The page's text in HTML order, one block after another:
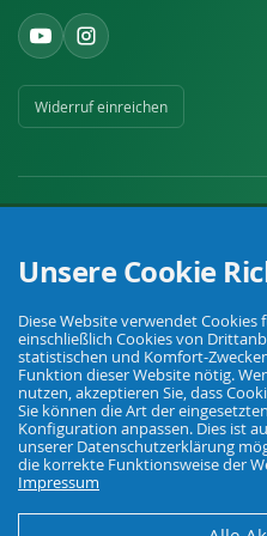
Widerruf einreichen
Ihr Fachhandel für Landwirtschaft,
© Agrarking. Alle Rechte vorbehalten.
AGBDatenschutzWiderrufsbelehrung
Unsere Cookie
Diese Website verwendet
einschließlich Cookies von
statistischen und Komfort-
Funktion dieser Website nötig.
nutzen, akzeptieren Sie, dass
Sie können die Art der
Konfiguration anpassen. Dies ist
unserer Datenschutzerklärung
die korrekte Funktionsweise der
Impressum